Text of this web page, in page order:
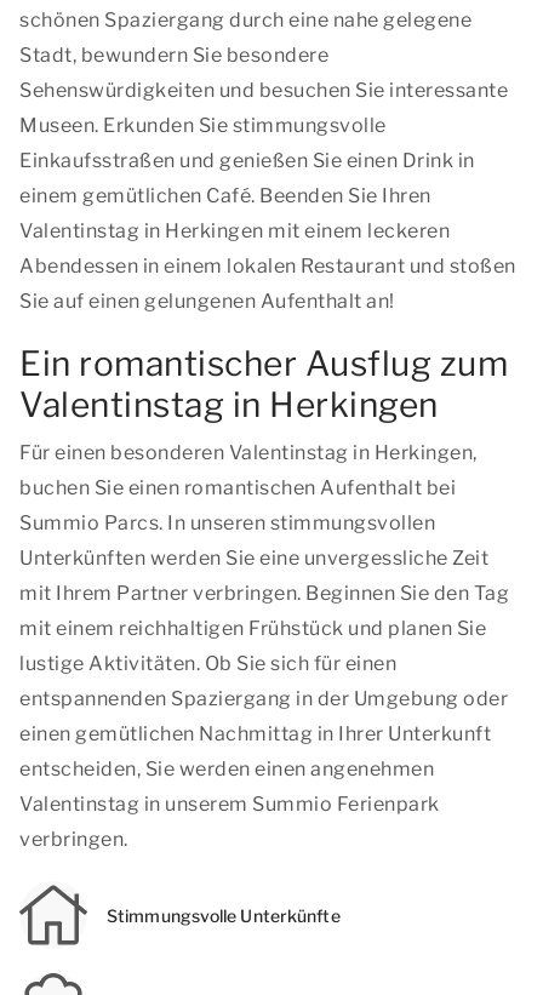
schönen Spaziergang durch eine nahe gelegene
Stadt, bewundern Sie besondere
Sehenswürdigkeiten und besuchen Sie interessante
Museen. Erkunden Sie stimmungsvolle
Einkaufsstraßen und genießen Sie einen Drink in
einem gemütlichen Café. Beenden Sie Ihren
Valentinstag in Herkingen mit einem leckeren
Abendessen in einem lokalen Restaurant und stoßen
Sie auf einen gelungenen Aufenthalt an!
Ein romantischer Ausflug zum
Valentinstag in Herkingen
Für einen besonderen Valentinstag in Herkingen,
buchen Sie einen romantischen Aufenthalt bei
Summio Parcs. In unseren stimmungsvollen
Unterkünften werden Sie eine unvergessliche Zeit
mit Ihrem Partner verbringen. Beginnen Sie den Tag
mit einem reichhaltigen Frühstück und planen Sie
lustige Aktivitäten. Ob Sie sich für einen
entspannenden Spaziergang in der Umgebung oder
einen gemütlichen Nachmittag in Ihrer Unterkunft
entscheiden, Sie werden einen angenehmen
Valentinstag in unserem Summio Ferienpark
verbringen.
Stimmungsvolle Unterkünfte